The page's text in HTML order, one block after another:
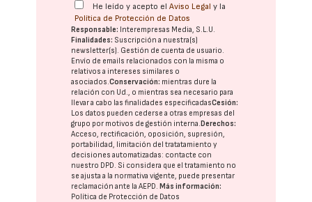
He leído y acepto elAviso Legal y la
Política de Protección de Datos
Responsable: Interempresas Media, S.L.U.
Finalidades: Suscripción a nuestra(s)
newsletter(s). Gestión de cuenta de usuario.
Envío de emails relacionados con la misma o
relativos a intereses similares o
asociados.Conservación: mientras dure la
relación con Ud., o mientras sea necesario para
llevar a cabo las finalidades especificadasCesión:
Los datos pueden cederse a otras empresas del
grupo por motivos de gestión interna.Derechos:
Acceso, rectificación, oposición, supresión,
portabilidad, limitación del tratatamiento y
decisiones automatizadas: contacte con
nuestro DPD. Si considera que el tratamiento no
se ajusta a la normativa vigente, puede presentar
reclamación ante laAEPD.Más información:
Política de Protección de Datos